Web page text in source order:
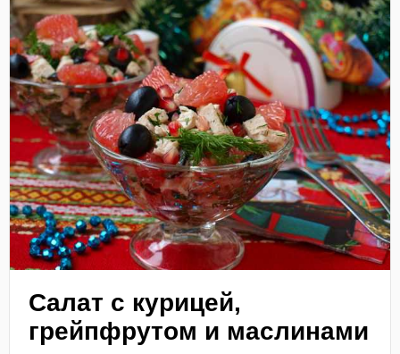
Салат с курицей,
грейпфрутом и маслинами